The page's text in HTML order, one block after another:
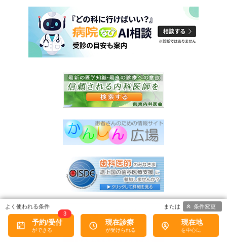
予約/受付
3
現在診療 現在地
条件変更